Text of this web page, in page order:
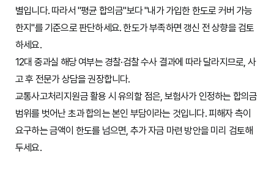
별입니다. 따라서 "평균 합의금"보다 "내가 가입한 한도로 커버 가능
한지"를 기준으로 판단하세요. 한도가 부족하면 갱신 전 상향을 검토
하세요.
12대 중과실 해당 여부는 경찰·검찰 수사 결과에 따라 달라지므로, 사
고 후 전문가 상담을 권장합니다.
교통사고처리지원금 활용 시 유의할 점은, 보험사가 인정하는 합의금
범위를 벗어난 초과 합의는 본인 부담이라는 것입니다. 피해자 측이
요구하는 금액이 한도를 넘으면, 추가 자금 마련 방안을 미리 검토해
두세요.